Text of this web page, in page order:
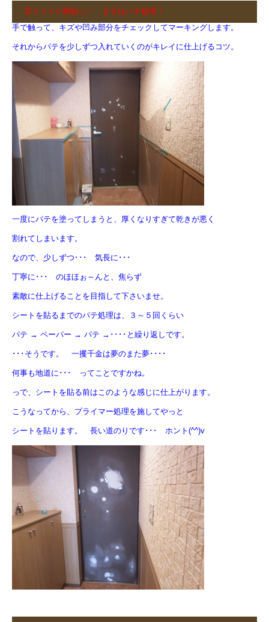
②リメイク開始っ！ まずはパテ処理！
手で触って、キズや凹み部分をチェックしてマーキングします。
それからパテを少しずつ入れていくのがキレイに仕上げるコツ。
一度にパテを塗ってしまうと、厚くなりすぎて乾きが悪く
割れてしまいます。
なので、少しずつ･･･ 気長に･･･
丁寧に･･･ のほほぉ～んと、焦らず
素敵に仕上げることを目指して下さいませ。
シートを貼るまでのパテ処理は、３～５回くらい
パテ → ペーパー → パテ →････と繰り返しです。
･･･そうです。 一攫千金は夢のまた夢････
何事も地道に･･･ ってことですかね。
っで、シートを貼る前はこのような感じに仕上がります。
こうなってから、プライマー処理を施してやっと
シートを貼ります。 長い道のりです･･･ ホント(^^)v